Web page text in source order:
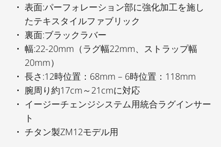
表面:パーフォレーション部に強化加工を施し
たテキスタイルファブリック
裏面:ブラックラバー
幅:22-20mm（ラグ幅22mm、ストラップ幅
20mm）
長さ:12時位置：68mm – 6時位置：118mm
腕周り約17cm～21cmに対応
イージーチェンジシステム用統合ラグインサー
ト
チタン製ZM12モデル用